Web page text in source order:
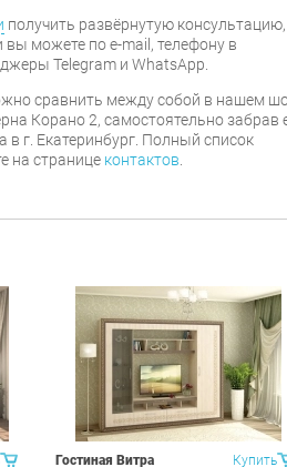
получить развёрнутую консультацию,
можете по e-mail, телефону в
Telegram и WhatsApp.
сравнить между собой в нашем
Корано 2, самостоятельно забрав
в г. Екатеринбург. Полный список
на странице контактов.
Купить
Гостиная Витра